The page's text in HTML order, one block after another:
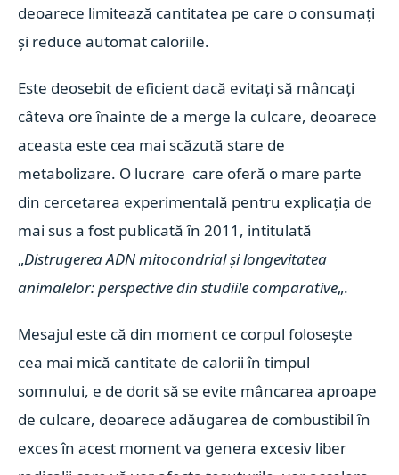
deoarece limitează cantitatea pe care o consumați
și reduce automat caloriile.
Este deosebit de eficient dacă evitați să mâncați
câteva ore înainte de a merge la culcare, deoarece
aceasta este cea mai scăzută stare de
metabolizare. O lucrare care oferă o mare parte
din cercetarea experimentală pentru explicația de
mai sus a fost publicată în 2011, intitulată
„Distrugerea ADN mitocondrial și longevitatea
animalelor: perspective din studiile comparative„.
Mesajul este că din moment ce corpul folosește
cea mai mică cantitate de calorii în timpul
somnului, e de dorit să se evite mâncarea aproape
de culcare, deoarece adăugarea de combustibil în
exces în acest moment va genera excesiv liber